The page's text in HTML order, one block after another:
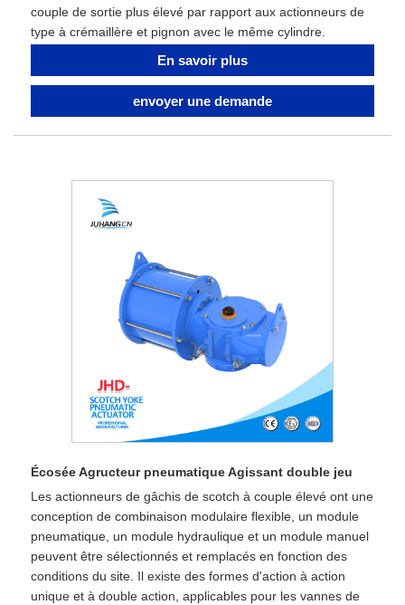
couple de sortie plus élevé par rapport aux actionneurs de
type à crémaillère et pignon avec le même cylindre.
En savoir plus
envoyer une demande
Écosée Agructeur pneumatique Agissant double jeu
Les actionneurs de gâchis de scotch à couple élevé ont une
conception de combinaison modulaire flexible, un module
pneumatique, un module hydraulique et un module manuel
peuvent être sélectionnés et remplacés en fonction des
conditions du site. Il existe des formes d'action à action
unique et à double action, applicables pour les vannes de